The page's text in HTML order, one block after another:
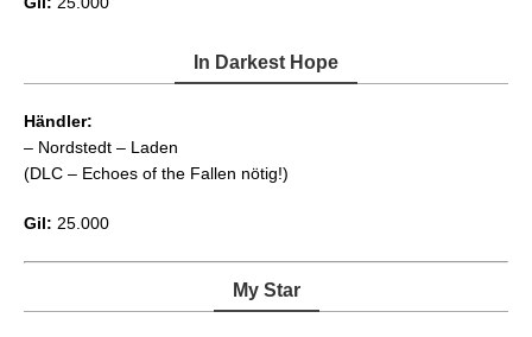
In Darkest Hope
Händler:
– Nordstedt – Laden
(DLC – Echoes of the Fallen nötig!)
Gil: 25.000
My Star